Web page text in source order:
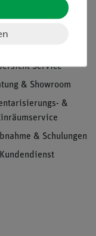
Service
Service
& Showroom
&
& Schulungen
Kundendienst